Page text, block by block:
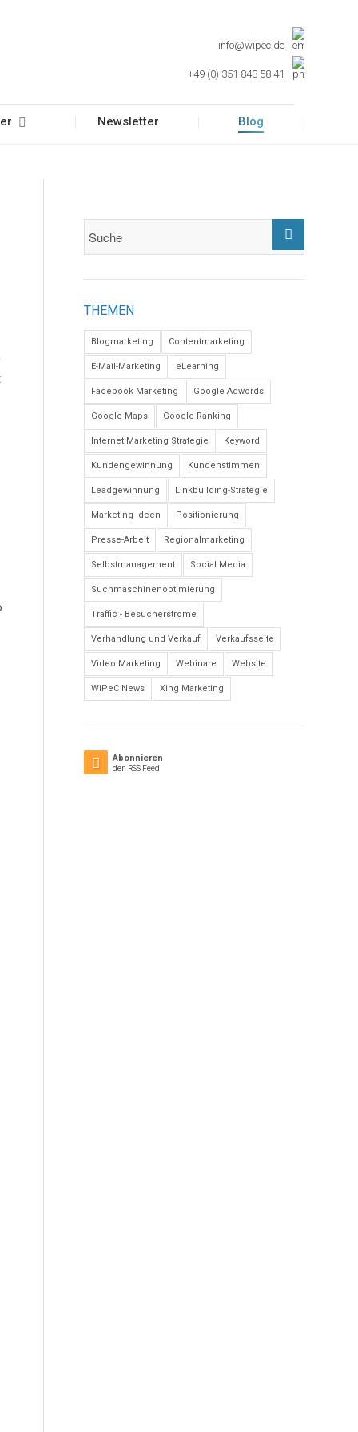
info@wipec.de
+49 (0) 351 843 58 41
Newsletter Blog
THEMEN
Blogmarketing Contentmarketing
E-Mail-Marketing eLearning
Facebook Marketing Google Adwords
Google Maps Google Ranking
Internet Marketing Strategie Keyword
Kundengewinnung Kundenstimmen
Leadgewinnung Linkbuilding-Strategie
Marketing Ideen Positionierung
Presse-Arbeit Regionalmarketing
Selbstmanagement Social Media
Suchmaschinenoptimierung
Traffic - Besucherströme
Verhandlung und Verkauf Verkaufsseite
Video Marketing Webinare Website
WiPeC News Xing Marketing
Abonnieren
den RSS Feed